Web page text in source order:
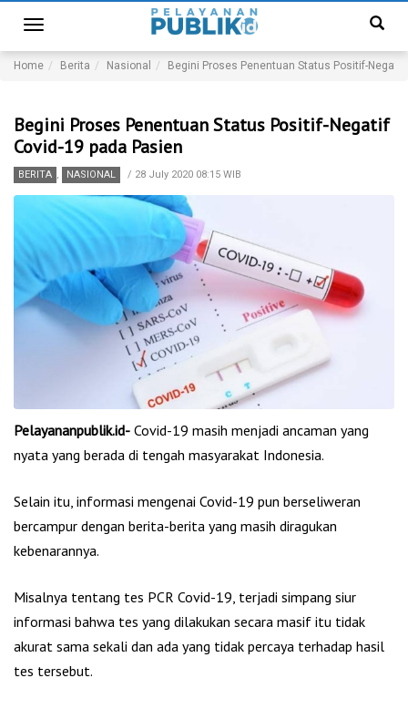
Toggle
navigation
Home Berita Nasional Begini Proses Penentuan Status Positif-Negatif
Begini Proses Penentuan Status Positif-Negatif
Covid-19 pada Pasien
BERITA , NASIONAL / 28 July 2020 08:15 WIB
Pelayananpublik.id- Covid-19 masih menjadi ancaman yang
nyata yang berada di tengah masyarakat Indonesia.
Selain itu, informasi mengenai Covid-19 pun berseliweran
bercampur dengan berita-berita yang masih diragukan
kebenarannya.
Misalnya tentang tes PCR Covid-19, terjadi simpang siur
informasi bahwa tes yang dilakukan secara masif itu tidak
akurat sama sekali dan ada yang tidak percaya terhadap hasil
tes tersebut.